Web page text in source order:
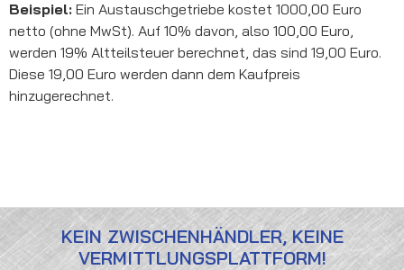
Beispiel: Ein Austauschgetriebe kostet 1000,00 Euro
netto (ohne MwSt). Auf 10% davon, also 100,00 Euro,
werden 19% Altteilsteuer berechnet, das sind 19,00 Euro.
Diese 19,00 Euro werden dann dem Kaufpreis
hinzugerechnet.
KEIN ZWISCHENHÄNDLER, KEINE
VERMITTLUNGSPLATTFORM!